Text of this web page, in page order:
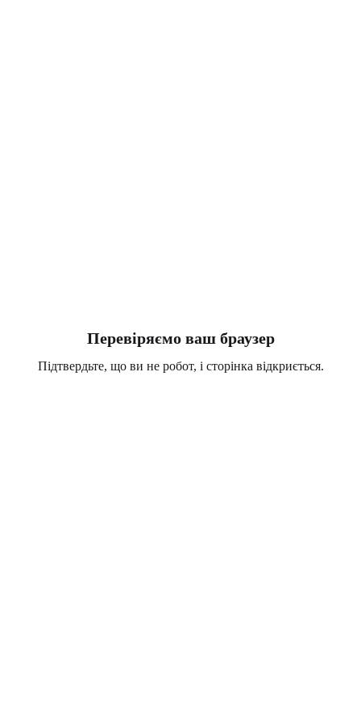
Перевіряємо ваш браузер
Підтвердьте, що ви не робот, і сторінка відкриється.